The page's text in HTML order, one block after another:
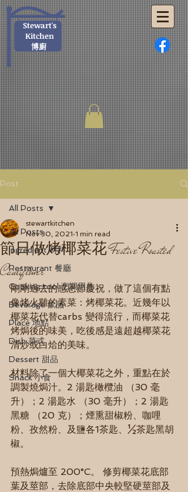
Stewart's
Kitchen
博廚
Post
All Posts
Ingredient 材料
Restaurant 餐廳
Cooking tool 烹調用具
Beverage 飲品
Place 地點
Dish 菜式
Dessert 甜品
Snack 小食
All Posts
節日做烤椰菜花 Festive Roasted
Cauliflower
stewartkitchen
Nov 30, 2021 1 min read
剛剛過去的感恩節慶祝，做了這個有點
像烤火雞的素菜：烤椰菜花。近幾年以
椰菜花代替carbs 變得流行，而椰菜花
烤焗後的味美，吃後感是遠超越椰菜花
清炒或白烚的美味。
材料除了一個大椰菜花之外，重點在於
調製燒焗汁。2 湯匙橄欖油 （30 毫
升）；2 湯匙水 （30 毫升）；2 湯匙
黑糖 （20 克）；煙熏甜椒粉、咖哩
粉、孜然粉、及鹽各1茶匙、½茶匙黑胡
椒。
預熱焗爐至 200°C。 修剪椰菜花底部
葉及莖部，去除底部中央較堅硬莖部及